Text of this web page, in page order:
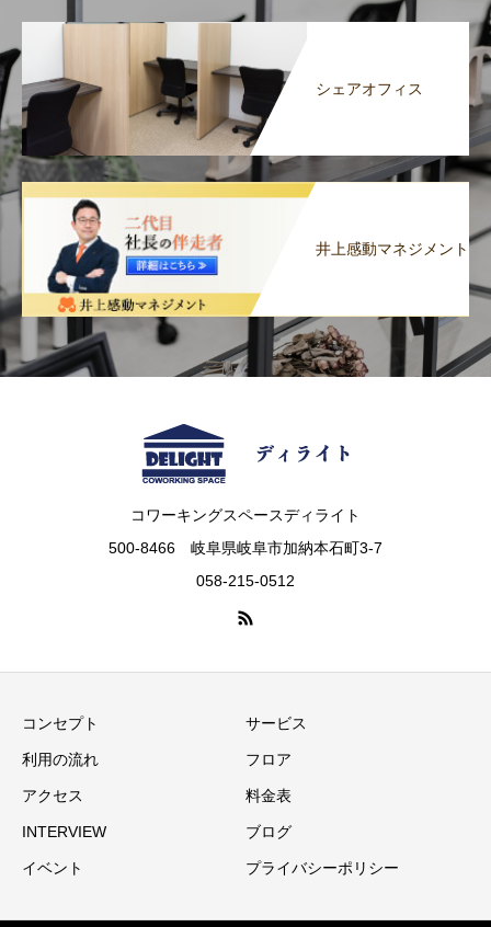
シェアオフィス
井上感動マネジメント
コワーキングスペースディライト
500-8466 岐阜県岐阜市加納本石町3-7
058-215-0512
コンセプト サービス
利用の流れ フロア
アクセス 料金表
INTERVIEW ブログ
イベント プライバシーポリシー